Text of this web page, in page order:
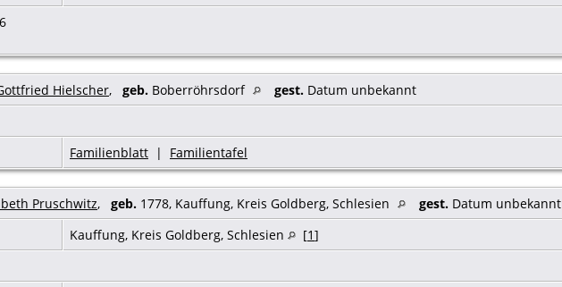
Hielscher, geb. Boberröhrsdorf gest. Datum unbekannt
Familienblatt | Familientafel
Pruschwitz, geb. 1778, Kauffung, Kreis Goldberg, Schlesien gest. Datum unbekannt
Kauffung, Kreis Goldberg, Schlesien [1]